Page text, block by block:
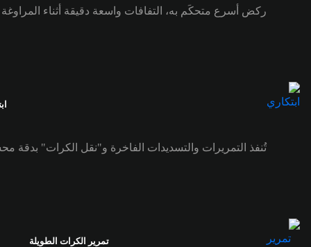
ركض أسرع متحكَم به، التفافات واسعة دقيقة أثناء المراوغة
تُنفذ التمريرات والتسديدات الفاخرة و"نقل الكرات" بدقة
تمرير الكرات الطويلة